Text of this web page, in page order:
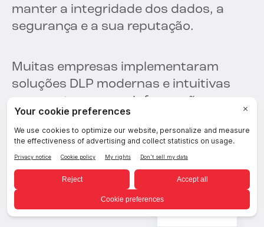
manter a integridade dos dados, a
segurança e a sua reputação.
Muitas empresas implementaram
soluções DLP modernas e intuitivas
para proteger suas informações
confidenciais e evitar que saiam do
controle da empresa. Muitas outras
estão considerando implementar o
DLP por receio de serem multadas
por...
descumprimento das normas do
RGPD
Portuguese